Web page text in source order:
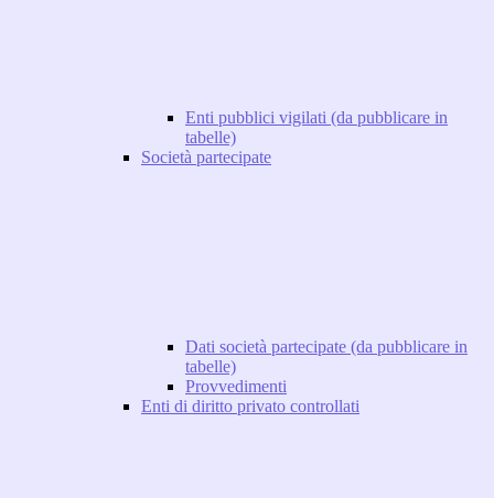
Enti pubblici vigilati (da pubblicare in
tabelle)
Società partecipate
Dati società partecipate (da pubblicare in
tabelle)
Provvedimenti
Enti di diritto privato controllati